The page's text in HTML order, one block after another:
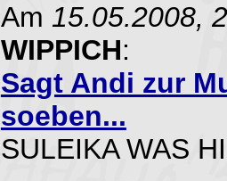
Am 15.05.2008,
WIPPICH:
Sagt Andi zur
soeben...
SULEIKA WAS